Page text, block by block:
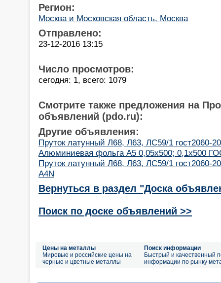
Регион:
Москва и Московская область, Москва
Отправлено:
23-12-2016 13:15
Число просмотров:
сегодня: 1, всего: 1079
Смотрите также предложения на
объявлений (pdo.ru):
Другие объявления:
Пруток латунный Л68, Л63, ЛС59/1 гост2060-
Алюминиевая фольга А5 0,05х500; 0,1х500
Пруток латунный Л68, Л63, ЛС59/1 гост2060-
A4N
Вернуться в раздел "Доска
Поиск по доске объявлений >>
Цены на металлы
Мировые и российские цены на
черные и цветные металлы
Поиск информации
Быстрый и качественный
информации по рынку